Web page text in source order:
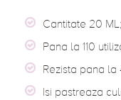
Cantitate 20 ML;
Pana la 110
Rezista pana la
Isi pastreaza